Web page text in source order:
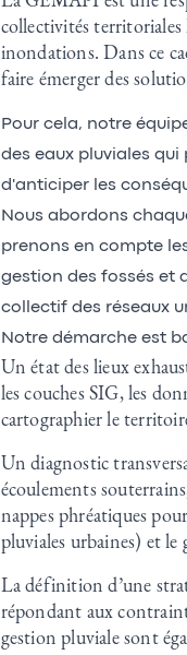
collectivités
inondations. Dans ce
faire émerger des
Pour cela, notre
des eaux pluviales
d'anticiper les
Nous abordons
prenons en compte
gestion des fossés et
collectif des réseaux
Notre démarche est
Un état des lieux
les couches SIG, les
cartographier le
Un diagnostic
écoulements
nappes phréatiques
pluviales urbaines) et le
La définition d’une
répondant aux
gestion pluviale sont